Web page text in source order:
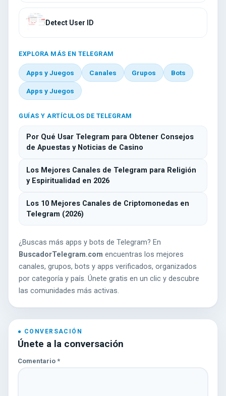
Detect User ID
EXPLORA MÁS EN TELEGRAM
Apps y Juegos Canales Grupos Bots
Apps y Juegos
GUÍAS Y ARTÍCULOS DE TELEGRAM
Por Qué Usar Telegram para Obtener Consejos
de Apuestas y Noticias de Casino
Los Mejores Canales de Telegram para Religión
y Espiritualidad en 2026
Los 10 Mejores Canales de Criptomonedas en
Telegram (2026)
¿Buscas más apps y bots de Telegram? En
BuscadorTelegram.com encuentras los mejores
canales, grupos, bots y apps verificados, organizados
por categoría y país. Únete gratis en un clic y descubre
las comunidades más activas.
Únete a la conversación
Comentario *